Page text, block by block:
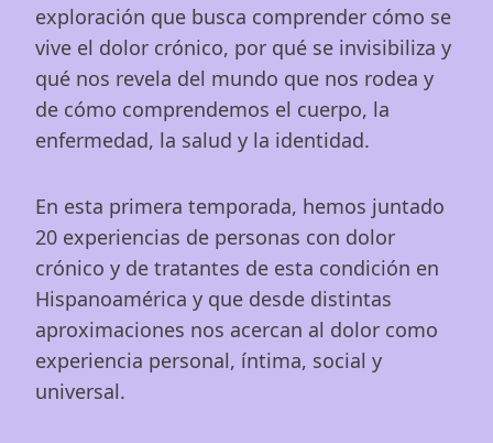
exploración que busca comprender cómo se
vive el dolor crónico, por qué se invisibiliza y
qué nos revela del mundo que nos rodea y
de cómo comprendemos el cuerpo, la
enfermedad, la salud y la identidad.
En esta primera temporada, hemos juntado
20 experiencias de personas con dolor
crónico y de tratantes de esta condición en
Hispanoamérica y que desde distintas
aproximaciones nos acercan al dolor como
experiencia personal, íntima, social y
universal.